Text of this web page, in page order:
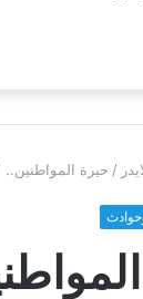
/ حيرة